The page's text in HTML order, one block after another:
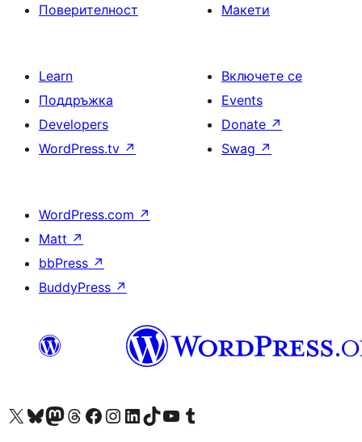
Поверителност
Макети
Learn
Поддръжка
Developers
WordPress.tv ↗
Включете се
Events
Donate ↗
Swag ↗
WordPress.com ↗
Matt ↗
bbPress ↗
BuddyPress ↗
Visit our X (formerly Twitter) account
Visit our Bluesky account
Visit our Mastodon account
Visit our Threads account
Посетете нашата страница във Facebook
Посетете нашия профил в Instagram
Посетете нашия профил в LinkedIn
Visit our TikTok account
Visit our YouTube channel
Visit our Tumblr account